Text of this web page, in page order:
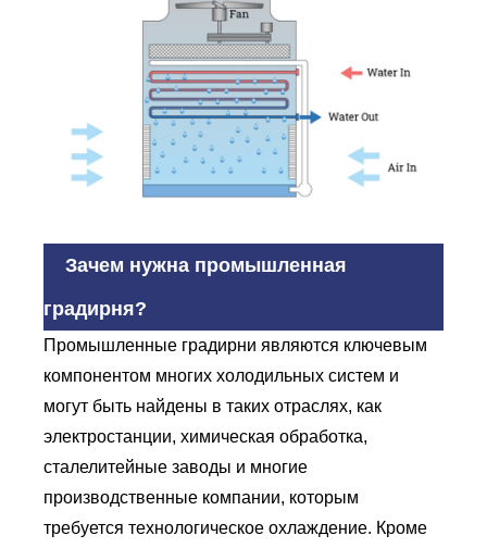
Зачем нужна промышленная
градирня?
Промышленные градирни являются ключевым
компонентом многих холодильных систем и
могут быть найдены в таких отраслях, как
электростанции, химическая обработка,
сталелитейные заводы и многие
производственные компании, которым
требуется технологическое охлаждение. Кроме